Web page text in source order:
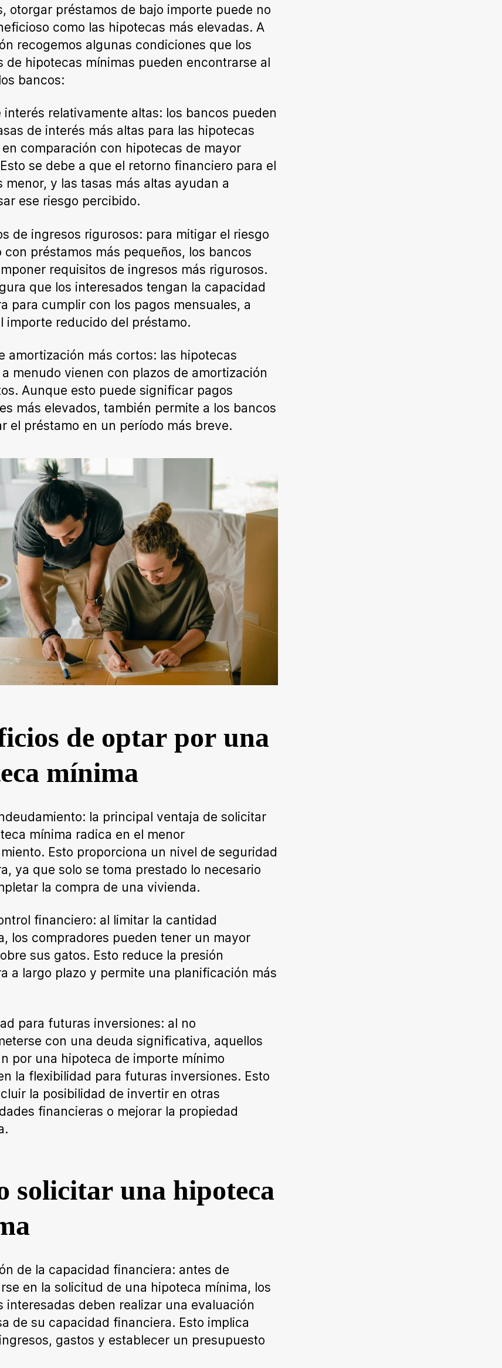
otorgar préstamos de bajo importe puede no
como las hipotecas más elevadas. A
recogemos algunas condiciones que los
de hipotecas mínimas pueden encontrarse al
bancos:
interés relativamente altas: los bancos pueden
de interés más altas para las hipotecas
comparación con hipotecas de mayor
se debe a que el retorno financiero para el
menor, y las tasas más altas ayudan a
ese riesgo percibido.
de ingresos rigurosos: para mitigar el riesgo
con préstamos más pequeños, los bancos
requisitos de ingresos más rigurosos.
que los interesados tengan la capacidad
para cumplir con los pagos mensuales, a
importe reducido del préstamo.
amortización más cortos: las hipotecas
menudo vienen con plazos de amortización
Aunque esto puede significar pagos
más elevados, también permite a los bancos
el préstamo en un período más breve.
de optar por una
mínima
la principal ventaja de solicitar
mínima radica en el menor
Esto proporciona un nivel de seguridad
ya que solo se toma prestado lo necesario
la compra de una vivienda.
financiero: al limitar la cantidad
los compradores pueden tener un mayor
sus gatos. Esto reduce la presión
a largo plazo y permite una planificación más
para futuras inversiones: al no
con una deuda significativa, aquellos
por una hipoteca de importe mínimo
la flexibilidad para futuras inversiones. Esto
la posibilidad de invertir en otras
financieras o mejorar la propiedad
solicitar una hipoteca
de la capacidad financiera: antes de
en la solicitud de una hipoteca mínima, los
interesadas deben realizar una evaluación
de su capacidad financiera. Esto implica
gastos y establecer un presupuesto